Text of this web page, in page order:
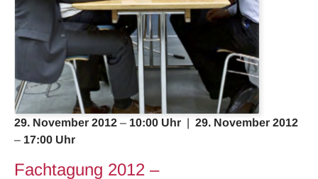
29. November 2012 – 10:00 Uhr | 29. November 2012
– 17:00 Uhr
Fachtagung 2012 –